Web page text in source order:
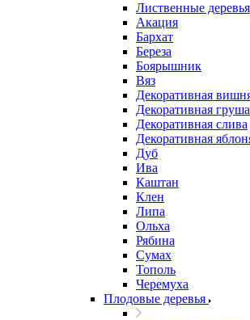
Лиственные деревья
Акация
Бархат
Береза
Боярышник
Вяз
Декоративная
Декоративная груша
Декоративная слива
Декоративная
Дуб
Ива
Каштан
Клен
Липа
Ольха
Рябина
Сумах
Тополь
Черемуха
Плодовые деревья